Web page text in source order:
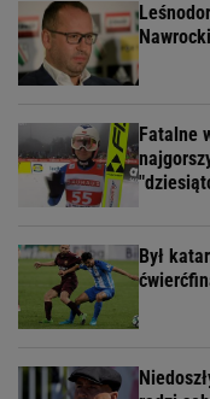
Fatalne
Był